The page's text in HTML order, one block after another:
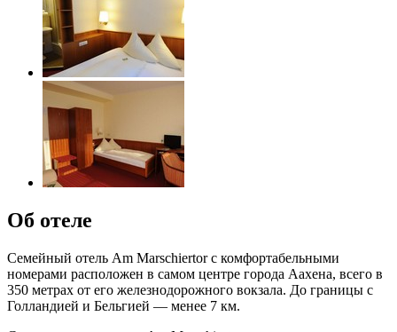
Об отеле
Семейный отель Am Marschiertor с комфортабельными
номерами расположен в самом центре города Аахена, всего в
350 метрах от его железнодорожного вокзала. До границы с
Голландией и Бельгией — менее 7 км.